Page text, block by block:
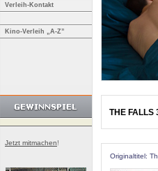
Verleih-Kontakt
Kino-Verleih „A-Z”
Jetzt mitmachen!
THE FALLS
Originaltitel: